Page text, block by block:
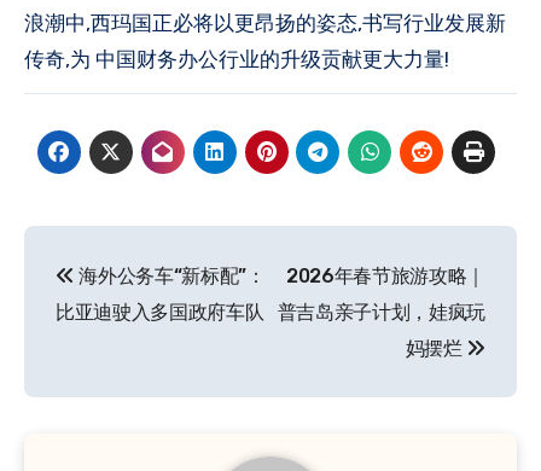
浪潮中,西玛国正必将以更昂扬的姿态,书写行业发展新
传奇,为 中国财务办公行业的升级贡献更大力量!
章
航
海外公务车“新标配”：
比亚迪驶入多国政府车队
2026年春节旅游攻略｜
普吉岛亲子计划，娃疯玩
妈摆烂